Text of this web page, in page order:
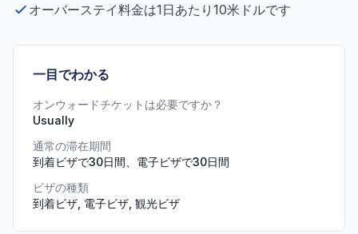
オーバーステイ料金は1日あたり10米ドルです
一目でわかる
オンウォードチケットは必要ですか？
Usually
通常の滞在期間
到着ビザで30日間、電子ビザで30日間
ビザの種類
到着ビザ, 電子ビザ, 観光ビザ